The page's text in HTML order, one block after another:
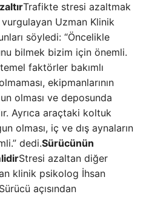
Trafikte stresi azaltmak
Uzman Klinik
söyledi: “Öncelikle
bilmek bizim için önemli.
faktörler bakımlı
ekipmanlarının
olması ve deposunda
Ayrıca araçtaki koltuk
olması, iç ve dış aynaların
dedi.Sürücünün
Stresi azaltan diğer
klinik psikolog İhsan
açısından